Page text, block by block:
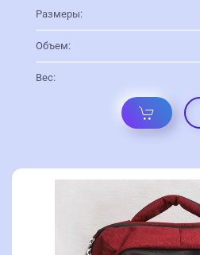
Размеры:
Объем:
Вес: